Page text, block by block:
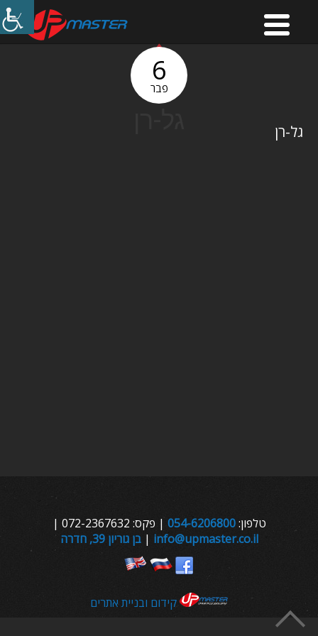
6
פבר
גל-רן
טלפון:054-6206800 | פקס: 072-2367632 |
info@upmaster.co.il
|בן גוריון 39, חדרה
קידום ובניית אתרים